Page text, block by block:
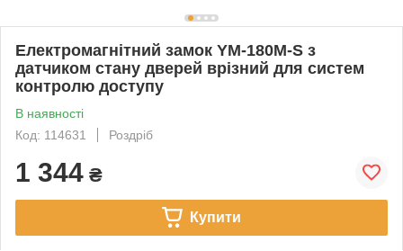
Електромагнітний замок YM-180M-S з
датчиком стану дверей врізний для систем
контролю доступу
В наявності
Код: 114631
Роздріб
1 344 ₴
Купити